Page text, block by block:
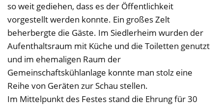
so weit gediehen, dass es der Öffentlichkeit
vorgestellt werden konnte. Ein großes Zelt
beherbergte die Gäste. Im Siedlerheim wurden der
Aufenthaltsraum mit Küche und die Toiletten genutzt
und im ehemaligen Raum der
Gemeinschaftskühlanlage konnte man stolz eine
Reihe von Geräten zur Schau stellen.
Im Mittelpunkt des Festes stand die Ehrung für 30